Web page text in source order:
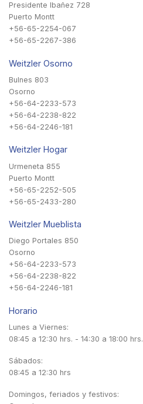
Presidente Ibañez 728
Puerto Montt
+56-65-2254-067
+56-65-2267-386
Weitzler Osorno
Bulnes 803
Osorno
+56-64-2233-573
+56-64-2238-822
+56-64-2246-181
Weitzler Hogar
Urmeneta 855
Puerto Montt
+56-65-2252-505
+56-65-2433-280
Weitzler Mueblista
Diego Portales 850
Osorno
+56-64-2233-573
+56-64-2238-822
+56-64-2246-181
Horario
Lunes a Viernes:
08:45 a 12:30 hrs. - 14:30 a 18:00 hrs.
Sábados:
08:45 a 12:30 hrs
Domingos, feriados y festivos: